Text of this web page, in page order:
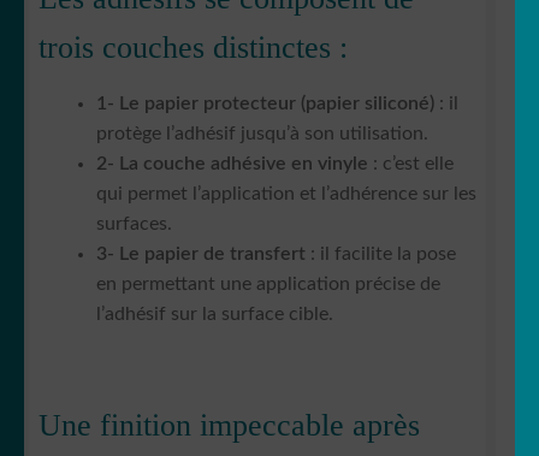
trois couches distinctes :
1- Le papier protecteur (papier siliconé) : il
protège l’adhésif jusqu’à son utilisation.
2- La couche adhésive en vinyle : c’est elle
qui permet l’application et l’adhérence sur les
surfaces.
3- Le papier de transfert : il facilite la pose
en permettant une application précise de
l’adhésif sur la surface cible.
Une finition impeccable après